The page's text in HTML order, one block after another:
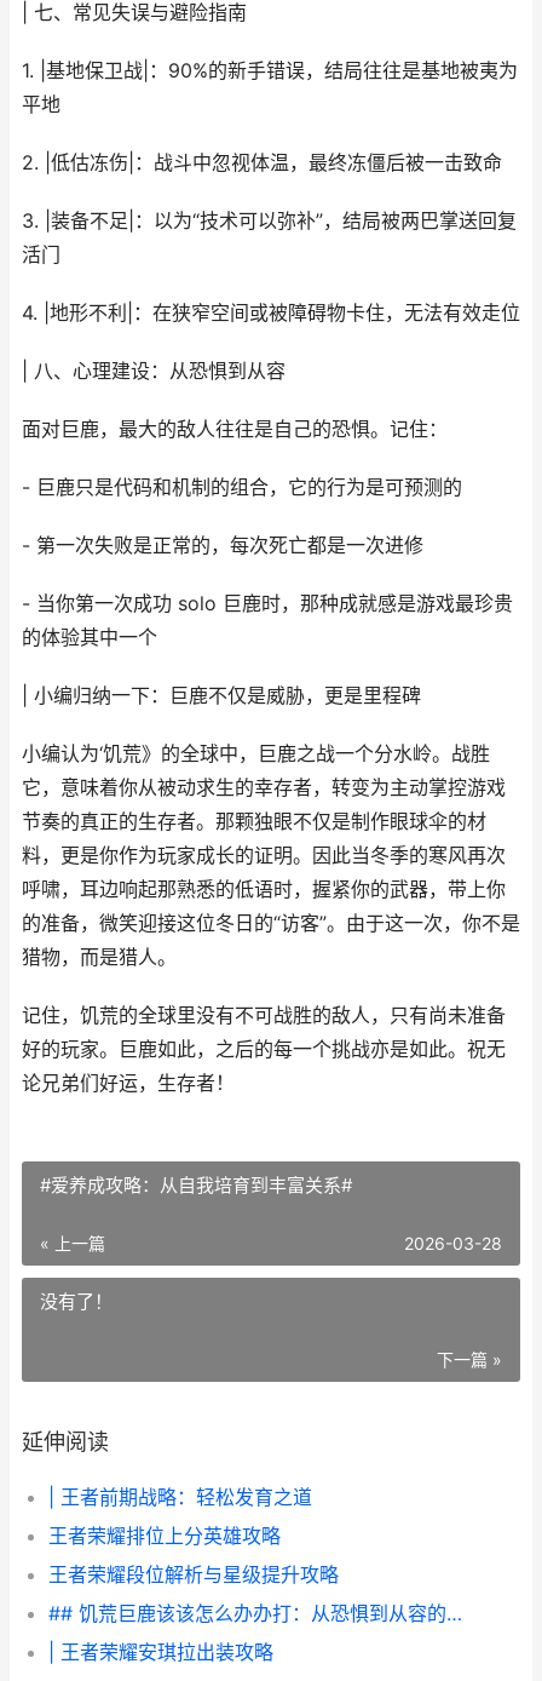
| 七、常见失误与避险指南
1. |基地保卫战|：90%的新手错误，结局往往是基地被夷为
平地
2. |低估冻伤|：战斗中忽视体温，最终冻僵后被一击致命
3. |装备不足|：以为“技术可以弥补”，结局被两巴掌送回复
活门
4. |地形不利|：在狭窄空间或被障碍物卡住，无法有效走位
| 八、心理建设：从恐惧到从容
面对巨鹿，最大的敌人往往是自己的恐惧。记住：
- 巨鹿只是代码和机制的组合，它的行为是可预测的
- 第一次失败是正常的，每次死亡都是一次进修
- 当你第一次成功 solo 巨鹿时，那种成就感是游戏最珍贵
的体验其中一个
| 小编归纳一下：巨鹿不仅是威胁，更是里程碑
小编认为‘饥荒》的全球中，巨鹿之战一个分水岭。战胜
它，意味着你从被动求生的幸存者，转变为主动掌控游戏
节奏的真正的生存者。那颗独眼不仅是制作眼球伞的材
料，更是你作为玩家成长的证明。因此当冬季的寒风再次
呼啸，耳边响起那熟悉的低语时，握紧你的武器，带上你
的准备，微笑迎接这位冬日的“访客”。由于这一次，你不是
猎物，而是猎人。
记住，饥荒的全球里没有不可战胜的敌人，只有尚未准备
好的玩家。巨鹿如此，之后的每一个挑战亦是如此。祝无
论兄弟们好运，生存者！
#爱养成攻略：从自我培育到丰富关系#
« 上一篇 2026-03-28
没有了！
下一篇 »
延伸阅读
| 王者前期战略：轻松发育之道
王者荣耀排位上分英雄攻略
王者荣耀段位解析与星级提升攻略
## 饥荒巨鹿该该怎么办办打：从恐惧到从容的完全生存指南
| 王者荣耀安琪拉出装攻略